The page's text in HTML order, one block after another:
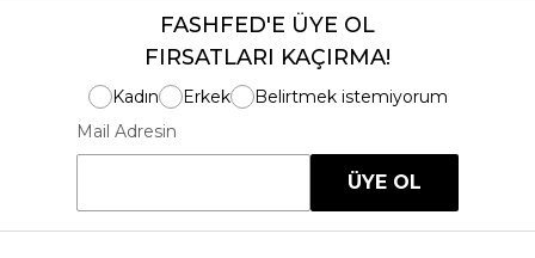
FASHFED'E ÜYE OL
FIRSATLARI KAÇIRMA!
Kadın Erkek
Belirtmek istemiyorum
Mail Adresin
ÜYE OL